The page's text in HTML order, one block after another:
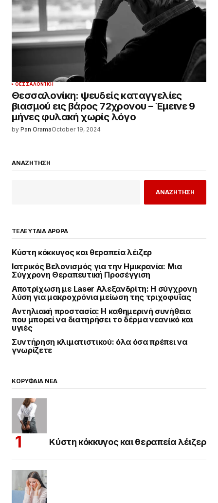
ΘΕΣΣΑΛΟΝΊΚΗ
Θεσσαλονίκη: ψευδείς καταγγελίες
βιασμού εις βάρος 72χρονου – Έμεινε 9
μήνες φυλακή χωρίς λόγο
by Pan OramaOctober 19, 2024
ΑΝΑΖΗΤΗΣΗ
ΑΝΑΖΗΤΗΣΗ
ΤΕΛΕΥΤΑΙΑ ΑΡΘΡΑ
Κύστη κόκκυγος και θεραπεία λέιζερ
Ιατρικός Βελονισμός για την Ημικρανία: Μια
Σύγχρονη Θεραπευτική Προσέγγιση
Αποτρίχωση με Laser Αλεξανδρίτη: Η σύγχρονη
λύση για μακροχρόνια μείωση της τριχοφυΐας
Αντηλιακή προστασία: Η καθημερινή συνήθεια
που μπορεί να διατηρήσει το δέρμα νεανικό και
υγιές
Συντήρηση κλιματιστικού: όλα όσα πρέπει να
γνωρίζετε
ΚΟΡΥΦΑΙΑ ΝΕΑ
Κύστη κόκκυγος και θεραπεία λέιζερ